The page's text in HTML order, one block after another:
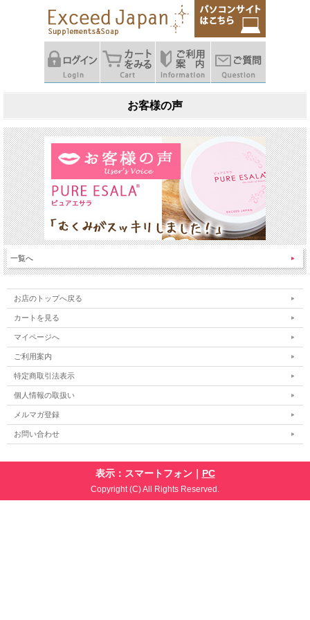
お客様の声
一覧へ
お店のトップへ戻る
カートを見る
マイページへ
ご利用案内
特定商取引法表示
個人情報の取扱い
メルマガ登録
お問い合わせ
表示：スマートフォン｜ PC
Copyright (C) All Rights Reserved.